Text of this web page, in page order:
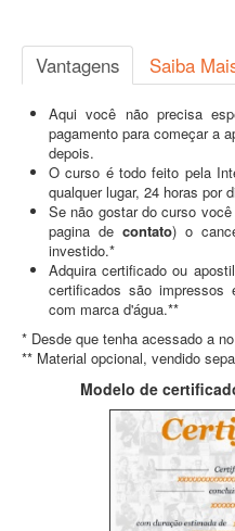
Vantagens Saiba
Aqui você não precisa
pagamento para começar a
depois.
O curso é todo feito pela
qualquer lugar, 24 horas por
Se não gostar do curso
pagina de contato) o
investido.*
Adquira certificado ou
certificados são impressos
com marca d'água.**
* Desde que tenha acessado a
** Material opcional, vendido
Modelo de